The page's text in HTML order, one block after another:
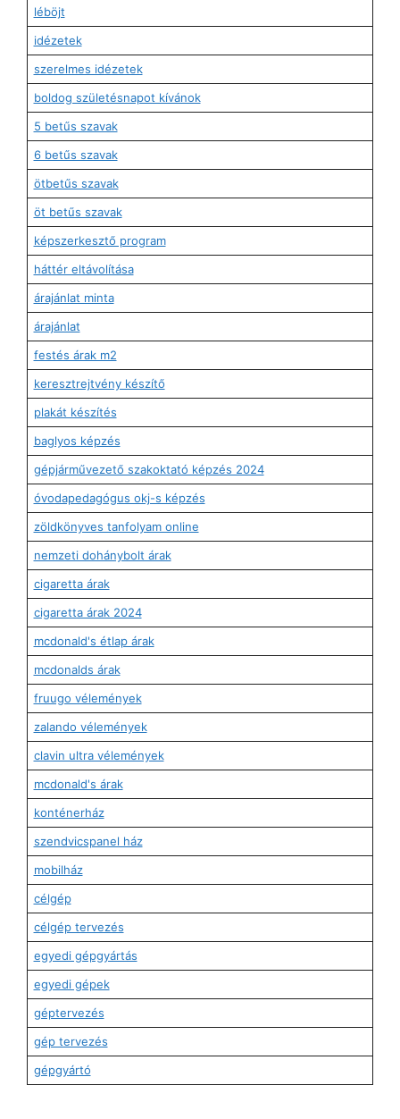
léböjt
idézetek
szerelmes idézetek
boldog születésnapot kívánok
5 betűs szavak
6 betűs szavak
ötbetűs szavak
öt betűs szavak
képszerkesztő program
háttér eltávolítása
árajánlat minta
árajánlat
festés árak m2
keresztrejtvény készítő
plakát készítés
baglyos képzés
gépjárművezető szakoktató képzés 2024
óvodapedagógus okj-s képzés
zöldkönyves tanfolyam online
nemzeti dohánybolt árak
cigaretta árak
cigaretta árak 2024
mcdonald's étlap árak
mcdonalds árak
fruugo vélemények
zalando vélemények
clavin ultra vélemények
mcdonald's árak
konténerház
szendvicspanel ház
mobilház
célgép
célgép tervezés
egyedi gépgyártás
egyedi gépek
géptervezés
gép tervezés
gépgyártó